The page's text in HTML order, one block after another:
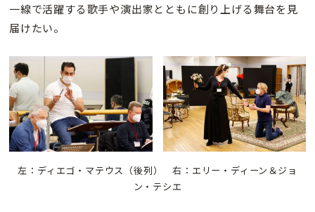
一線で活躍する歌手や演出家とともに創り上げる舞台を見
届けたい。
左：ディエゴ・マテウス（後列） 右：エリー・ディーン＆ジョ
ン・テシエ